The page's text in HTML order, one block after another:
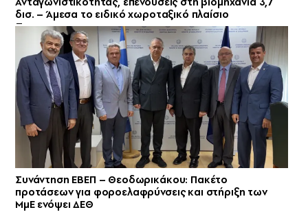
δισ. – Άμεσα το ειδικό χωροταξικό πλαίσιο
Συνάντηση ΕΒΕΠ – Θεοδωρικάκου: Πακέτο
προτάσεων για φοροελαφρύνσεις και στήριξη των
ΜμΕ ενόψει ΔΕΘ